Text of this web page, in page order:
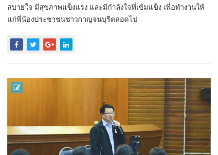
สบายใจ มีสุขภาพแข็งแรง และมีกำลังใจที่เข้มแข็ง เพื่อทำงานให้
แก่พี่น้องประชาชนชาวกาญจนบุรีตลอดไป